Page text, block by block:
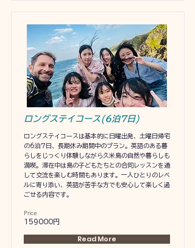
ロングステイコース(6泊7日)
ロングステイコースは基本的に日曜出発、土曜日帰宅
の6泊7日、長期休み期間中のプラン。英語のある暮
らしをじっくり体験しながら久米島の自然や暮らしも
満喫。滞在中は島の子どもたちとの合同レッスンを通
して交流を楽しむ時間もあります。一人ひとりのレベ
ルに寄り添い、英語が苦手な方でも安心して楽しく過
ごせる内容です。
Price
159000円
Read More